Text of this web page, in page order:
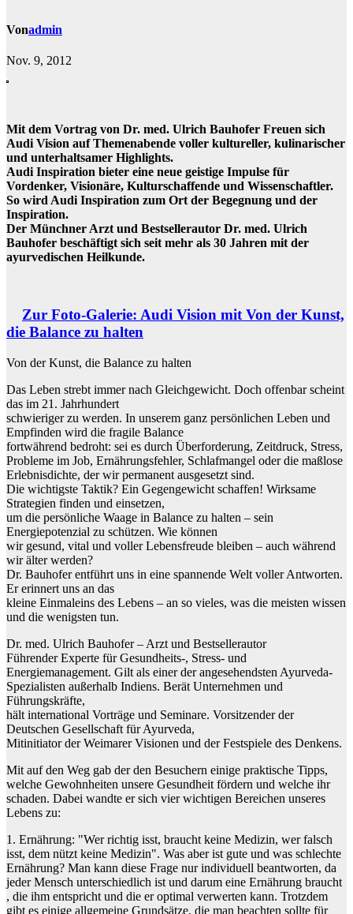
Vonadmin
Nov. 9, 2012
Mit dem Vortrag von Dr. med. Ulrich Bauhofer Freuen sich
Audi Vision auf Themenabende voller kultureller, kulinarischer
und unterhaltsamer Highlights.
Audi Inspiration bieter eine neue geistige Impulse für
Vordenker, Visionäre, Kulturschaffende und Wissenschaftler.
So wird Audi Inspiration zum Ort der Begegnung und der
Inspiration.
Der Münchner Arzt und Bestsellerautor Dr. med. Ulrich
Bauhofer beschäftigt sich seit mehr als 30 Jahren mit der
ayurvedischen Heilkunde.
Zur Foto-Galerie: Audi Vision mit Von der Kunst,
die Balance zu halten
Von der Kunst, die Balance zu halten
Das Leben strebt immer nach Gleichgewicht. Doch offenbar scheint
das im 21. Jahrhundert
schwieriger zu werden. In unserem ganz persönlichen Leben und
Empfinden wird die fragile Balance
fortwährend bedroht: sei es durch Überforderung, Zeitdruck, Stress,
Probleme im Job, Ernährungsfehler, Schlafmangel oder die maßlose
Erlebnisdichte, der wir permanent ausgesetzt sind.
Die wichtigste Taktik? Ein Gegengewicht schaffen! Wirksame
Strategien finden und einsetzen,
um die persönliche Waage in Balance zu halten – sein
Energiepotenzial zu schützen. Wie können
wir gesund, vital und voller Lebensfreude bleiben – auch während
wir älter werden?
Dr. Bauhofer entführt uns in eine spannende Welt voller Antworten.
Er erinnert uns an das
kleine Einmaleins des Lebens – an so vieles, was die meisten wissen
und die wenigsten tun.
Dr. med. Ulrich Bauhofer – Arzt und Bestsellerautor
Führender Experte für Gesundheits-, Stress- und
Energiemanagement. Gilt als einer der angesehendsten Ayurveda-
Spezialisten außerhalb Indiens. Berät Unternehmen und
Führungskräfte,
hält international Vorträge und Seminare. Vorsitzender der
Deutschen Gesellschaft für Ayurveda,
Mitinitiator der Weimarer Visionen und der Festspiele des Denkens.
Mit auf den Weg gab der den Besuchern einige praktische Tipps,
welche Gewohnheiten unsere Gesundheit fördern und welche ihr
schaden. Dabei wandte er sich vier wichtigen Bereichen unseres
Lebens zu:
1. Ernährung: "Wer richtig isst, braucht keine Medizin, wer falsch
isst, dem nützt keine Medizin". Was aber ist gute und was schlechte
Ernährung? Man kann diese Frage nur individuell beantworten, da
jeder Mensch unterschiedlich ist und darum eine Ernährung braucht
, die ihm entspricht und die er optimal verwerten kann. Trotzdem
gibt es einige allgemeine Grundsätze, die man beachten sollte für